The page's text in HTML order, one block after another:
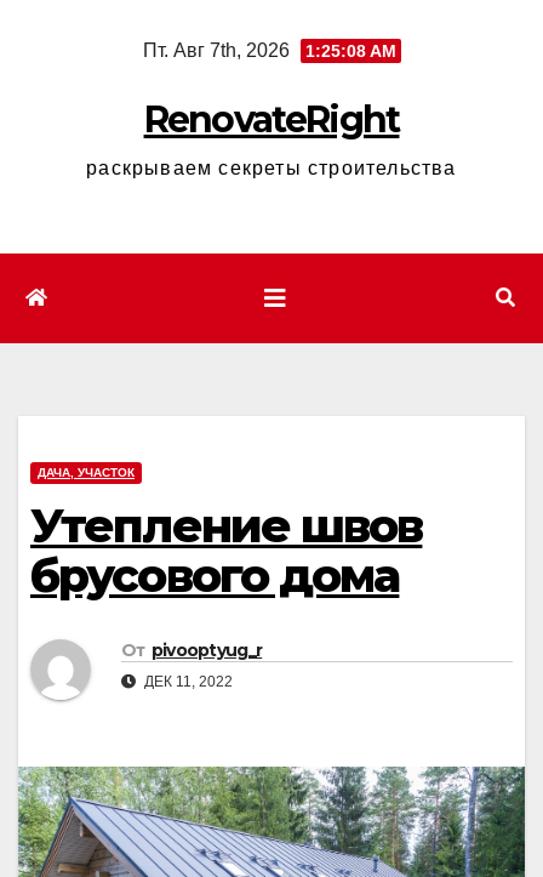
Пт. Авг 7th, 2026 1:25:09 AM
RenovateRight
раскрываем секреты строительства
ДАЧА, УЧАСТОК
Утепление швов
брусового дома
От pivooptyug_r
ДЕК 11, 2022